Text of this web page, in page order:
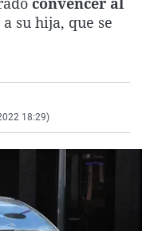
La rosa de los vientos
Caso
Extremadura
País Vasco
Virales
su hija, que se
18:29)